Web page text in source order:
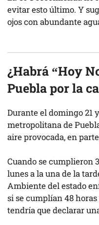
evitar esto último. Y
ojos con abundante
¿Habrá “Hoy
Puebla por la
Durante el domingo 21
metropolitana de
aire provocada, en
Cuando se cumplieron
lunes a la una de la
Ambiente del estado
si se cumplían 48
tendría que declarar